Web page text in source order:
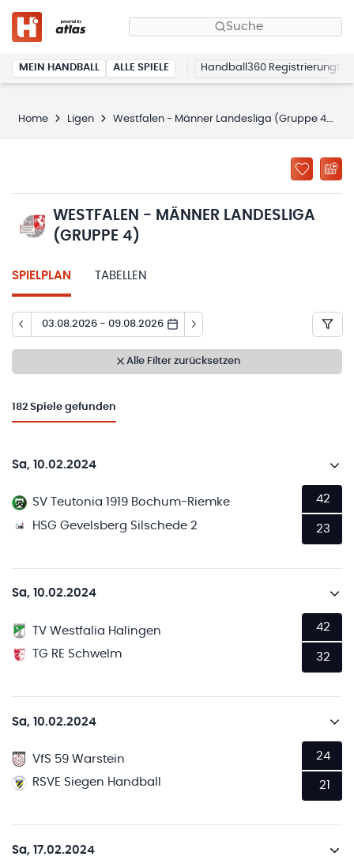
Suche
MEIN HANDBALL ALLE SPIELE Handball360 Registrierung
Home Ligen Westfalen - Männer Landesliga (Gruppe 4)
WESTFALEN - MÄNNER LANDESLIGA
(GRUPPE 4)
SPIELPLAN TABELLEN
03.08.2026 - 09.08.2026
Alle Filter zurücksetzen
182 Spiele gefunden
Sa, 10.02.2024
SV Teutonia 1919 Bochum-Riemke
HSG Gevelsberg Silschede 2
42
23
Sa, 10.02.2024
TV Westfalia Halingen
TG RE Schwelm
42
32
Sa, 10.02.2024
VfS 59 Warstein
RSVE Siegen Handball
24
21
Sa, 17.02.2024